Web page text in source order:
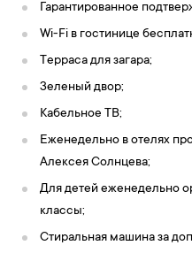
Гарантированное
Wi-Fi в гостинице
Терраса для загара;
Зеленый двор;
Кабельное ТВ;
Еженедельно в отелях
Алексея Солнцева;
Для детей еженедельно
классы;
Стиральная машина за